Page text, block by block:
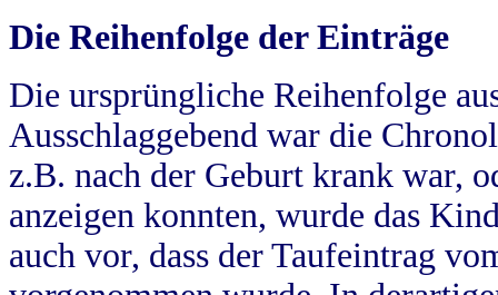
Die Reihenfolge der Einträge
Die ursprüngliche Reihenfolge
Ausschlaggebend war die
z.B. nach der Geburt krank war,
anzeigen konnten, wurde das
auch vor, dass der Taufeintrag